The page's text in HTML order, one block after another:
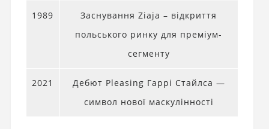
1989
Заснування Ziaja – відкриття
польського ринку для преміум-
сегменту
2021
Дебют Pleasing Гаррі Стайлса —
символ нової маскулінності